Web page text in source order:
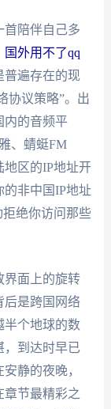
首陪伴自己多
国外用不了qq
普遍存在的现
协议策略”。出
内的音频平
、蜻蜓FM
区的IP地址开
非中国IP地址
绝你访问那些
界面上的旋转
后是跨国网络
半个地球的数
，到达时早已
静的夜晚，
章节最精彩之